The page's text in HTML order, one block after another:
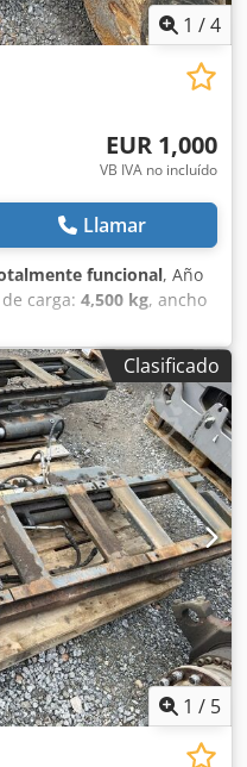
1 /4
EUR 1,000
VB IVA no incluído
Llamar
funcional, Año
carga: 4,500 kg, ancho
lateral Clase
kg Estado técnico: bueno
cm) Horquillas ISO 3A
2400 mm Año 2013 ID
Clasificado
1 / 5